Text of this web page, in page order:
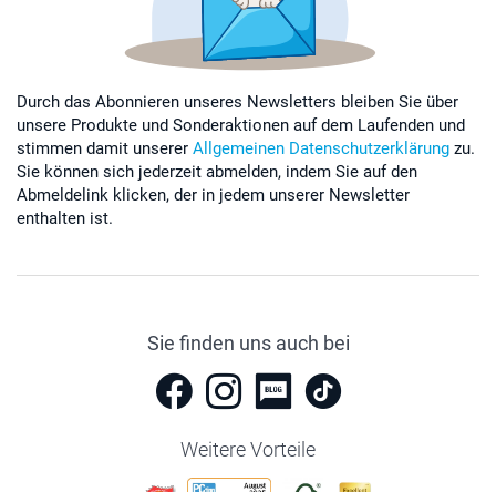
Durch das Abonnieren unseres Newsletters bleiben Sie über
unsere Produkte und Sonderaktionen auf dem Laufenden und
stimmen damit unserer Allgemeinen Datenschutzerklärung zu.
Sie können sich jederzeit abmelden, indem Sie auf den
Abmeldelink klicken, der in jedem unserer Newsletter
enthalten ist.
Sie finden uns auch bei
Weitere Vorteile